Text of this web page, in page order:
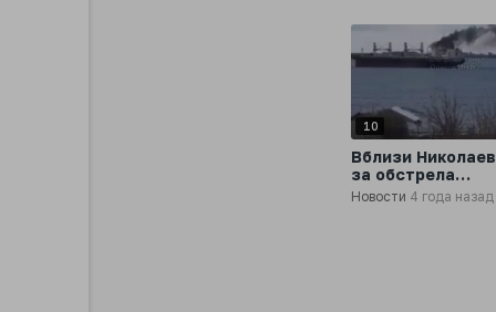
10
Вблизи
за обстрела
загорелось
Новости 4 года назад